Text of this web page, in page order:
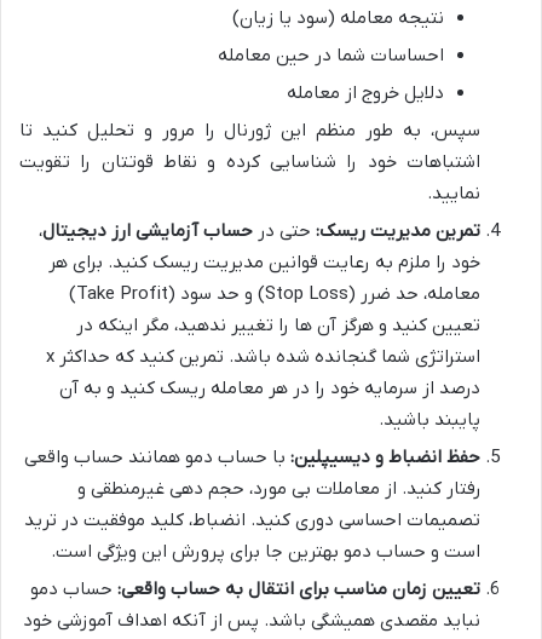
نتیجه معامله (سود یا زیان)
احساسات شما در حین معامله
دلایل خروج از معامله
سپس، به طور منظم این ژورنال را مرور و تحلیل کنید تا
اشتباهات خود را شناسایی کرده و نقاط قوتتان را تقویت
نمایید.
تمرین مدیریت ریسک: حتی در حساب آزمایشی ارز دیجیتال،
خود را ملزم به رعایت قوانین مدیریت ریسک کنید. برای هر
معامله، حد ضرر (Stop Loss) و حد سود (Take Profit)
تعیین کنید و هرگز آن ها را تغییر ندهید، مگر اینکه در
استراتژی شما گنجانده شده باشد. تمرین کنید که حداکثر x
درصد از سرمایه خود را در هر معامله ریسک کنید و به آن
پایبند باشید.
حفظ انضباط و دیسیپلین: با حساب دمو همانند حساب واقعی
رفتار کنید. از معاملات بی مورد، حجم دهی غیرمنطقی و
تصمیمات احساسی دوری کنید. انضباط، کلید موفقیت در ترید
است و حساب دمو بهترین جا برای پرورش این ویژگی است.
تعیین زمان مناسب برای انتقال به حساب واقعی: حساب دمو
نباید مقصدی همیشگی باشد. پس از آنکه اهداف آموزشی خود